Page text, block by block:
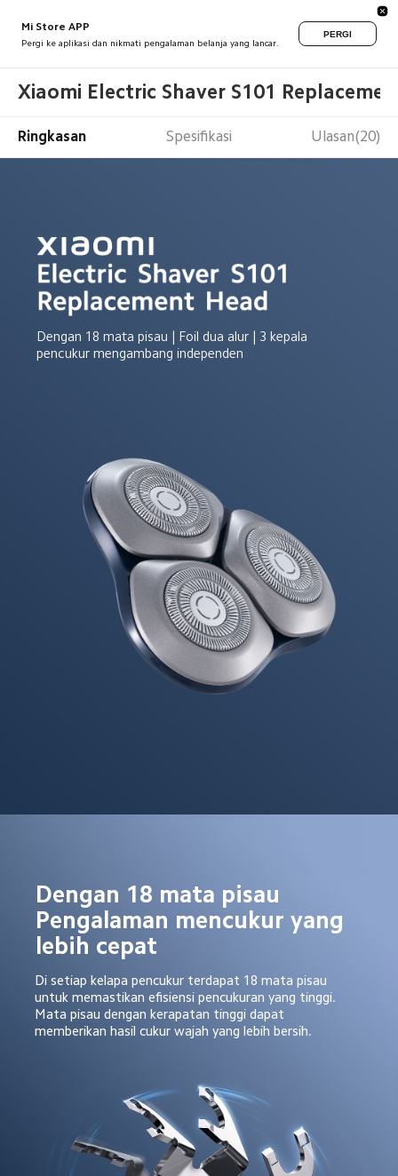
Mi Store APP
Pergi ke aplikasi dan nikmati pengalaman belanja yang lancar.
PERGI
Xiaomi Electric Shaver S101
Ringkasan Spesifikasi Ulasan(20)
Dengan 18 mata pisau | Foil dua alur | 3 kepala
pencukur mengambang independen
Dengan 18 mata pisau
Pengalaman mencukur yang
lebih cepat
Di setiap kelapa pencukur terdapat 18 mata pisau
untuk memastikan efisiensi pencukuran yang tinggi.
Mata pisau dengan kerapatan tinggi dapat
memberikan hasil cukur wajah yang lebih bersih.